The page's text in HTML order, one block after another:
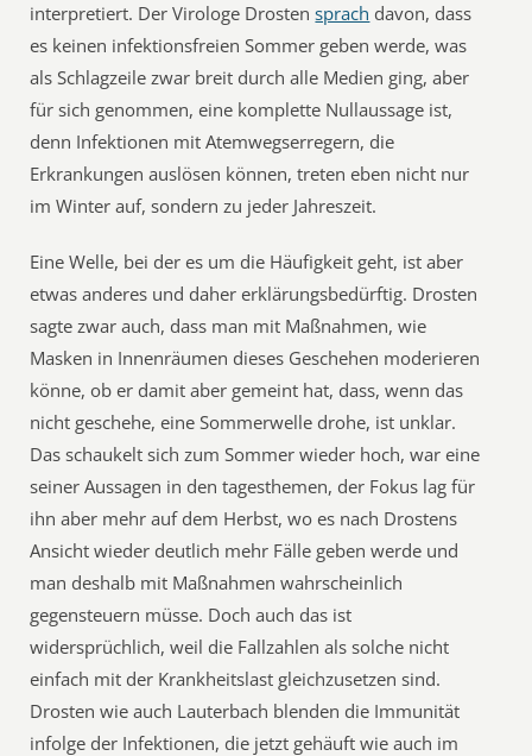
interpretiert. Der Virologe Drostensprach davon, dass
es keinen infektionsfreien Sommer geben werde, was
als Schlagzeile zwar breit durch alle Medien ging, aber
für sich genommen, eine komplette Nullaussage ist,
denn Infektionen mit Atemwegserregern, die
Erkrankungen auslösen können, treten eben nicht nur
im Winter auf, sondern zu jeder Jahreszeit.
Eine Welle, bei der es um die Häufigkeit geht, ist aber
etwas anderes und daher erklärungsbedürftig. Drosten
sagte zwar auch, dass man mit Maßnahmen, wie
Masken in Innenräumen dieses Geschehen moderieren
könne, ob er damit aber gemeint hat, dass, wenn das
nicht geschehe, eine Sommerwelle drohe, ist unklar.
Das schaukelt sich zum Sommer wieder hoch, war eine
seiner Aussagen in den tagesthemen, der Fokus lag für
ihn aber mehr auf dem Herbst, wo es nach Drostens
Ansicht wieder deutlich mehr Fälle geben werde und
man deshalb mit Maßnahmen wahrscheinlich
gegensteuern müsse. Doch auch das ist
widersprüchlich, weil die Fallzahlen als solche nicht
einfach mit der Krankheitslast gleichzusetzen sind.
Drosten wie auch Lauterbach blenden die Immunität
infolge der Infektionen, die jetzt gehäuft wie auch im